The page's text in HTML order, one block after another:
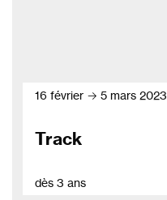
16 février → 5 mars 2023
Track
dès 3 ans